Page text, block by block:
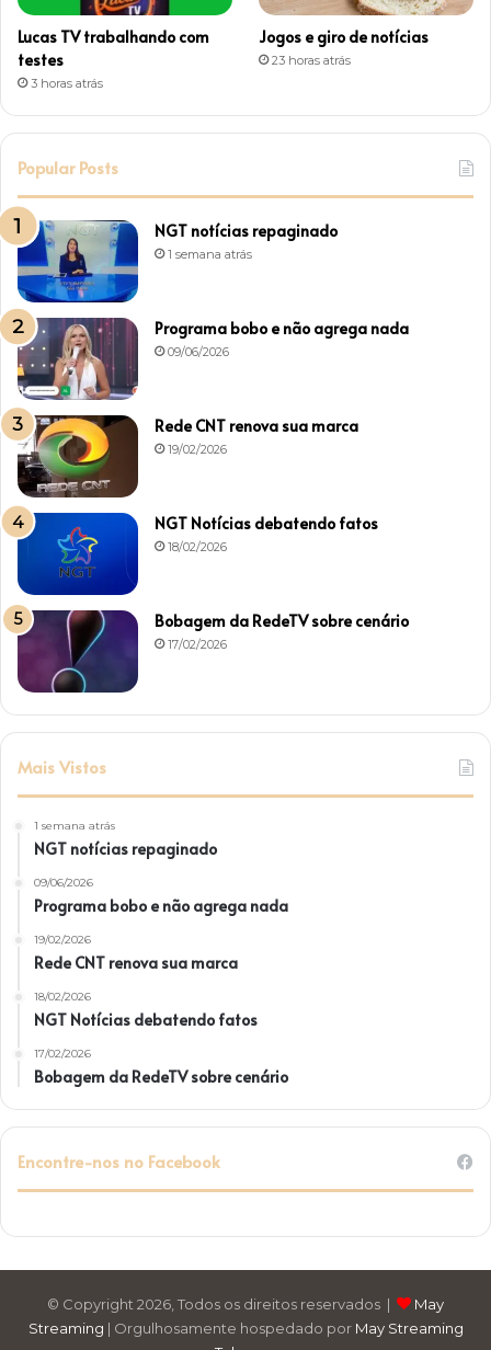
Lucas TV trabalhando com
testes
3 horas atrás
Jogos e giro de notícias
23 horas atrás
Popular Posts
NGT notícias repaginado
1 semana atrás
Programa bobo e não agrega nada
09/06/2026
Rede CNT renova sua marca
19/02/2026
NGT Notícias debatendo fatos
18/02/2026
Bobagem da RedeTV sobre cenário
17/02/2026
Mais Vistos
1 semana atrás
NGT notícias repaginado
09/06/2026
Programa bobo e não agrega nada
19/02/2026
Rede CNT renova sua marca
18/02/2026
NGT Notícias debatendo fatos
17/02/2026
Bobagem da RedeTV sobre cenário
Encontre-nos no Facebook
© Copyright 2026, Todos os direitos reservados |
May
Streaming | Orgulhosamente hospedado por May Streaming